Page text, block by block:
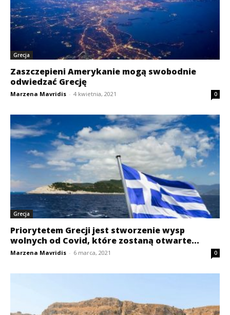
Grecja
Zaszczepieni Amerykanie mogą swobodnie
odwiedzać Grecję
Marzena Mavridis - 4 kwietnia, 2021 0
Grecja
Priorytetem Grecji jest stworzenie wysp
wolnych od Covid, które zostaną otwarte...
Marzena Mavridis - 6 marca, 2021 0